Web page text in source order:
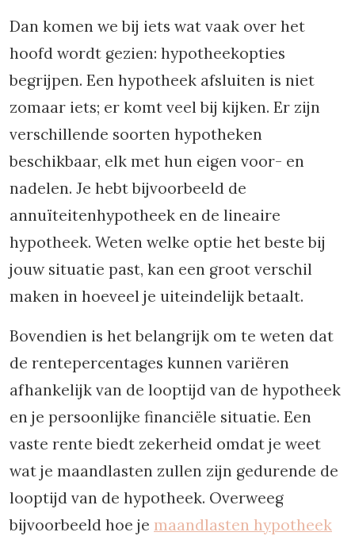
Dan komen we bij iets wat vaak over het
hoofd wordt gezien: hypotheekopties
begrijpen. Een hypotheek afsluiten is niet
zomaar iets; er komt veel bij kijken. Er zijn
verschillende soorten hypotheken
beschikbaar, elk met hun eigen voor- en
nadelen. Je hebt bijvoorbeeld de
annuïteitenhypotheek en de lineaire
hypotheek. Weten welke optie het beste bij
jouw situatie past, kan een groot verschil
maken in hoeveel je uiteindelijk betaalt.
Bovendien is het belangrijk om te weten dat
de rentepercentages kunnen variëren
afhankelijk van de looptijd van de hypotheek
en je persoonlijke financiële situatie. Een
vaste rente biedt zekerheid omdat je weet
wat je maandlasten zullen zijn gedurende de
looptijd van de hypotheek. Overweeg
bijvoorbeeld hoe je maandlasten hypotheek